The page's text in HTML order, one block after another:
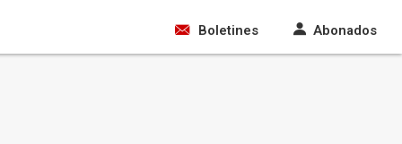
Boletines Abonados